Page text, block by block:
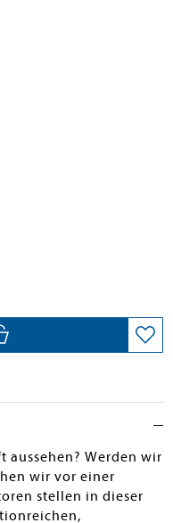
aussehen? Werden wir
wir vor einer
stellen in dieser